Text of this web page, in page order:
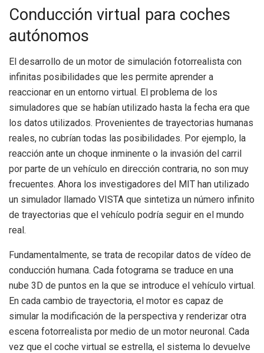
Conducción virtual para coches
autónomos
El desarrollo de un motor de simulación fotorrealista con
infinitas posibilidades que les permite aprender a
reaccionar en un entorno virtual. El problema de los
simuladores que se habían utilizado hasta la fecha era que
los datos utilizados. Provenientes de trayectorias humanas
reales, no cubrían todas las posibilidades. Por ejemplo, la
reacción ante un choque inminente o la invasión del carril
por parte de un vehículo en dirección contraria, no son muy
frecuentes. Ahora los investigadores del MIT han utilizado
un simulador llamado VISTA que sintetiza un número infinito
de trayectorias que el vehículo podría seguir en el mundo
real.
Fundamentalmente, se trata de recopilar datos de vídeo de
conducción humana. Cada fotograma se traduce en una
nube 3D de puntos en la que se introduce el vehículo virtual.
En cada cambio de trayectoria, el motor es capaz de
simular la modificación de la perspectiva y renderizar otra
escena fotorrealista por medio de un motor neuronal. Cada
vez que el coche virtual se estrella, el sistema lo devuelve